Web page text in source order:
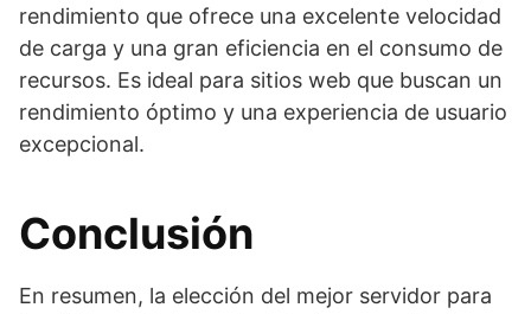
rendimiento que ofrece una excelente velocidad
de carga y una gran eficiencia en el consumo de
recursos. Es ideal para sitios web que buscan un
rendimiento óptimo y una experiencia de usuario
excepcional.
Conclusión
En resumen, la elección del mejor servidor para